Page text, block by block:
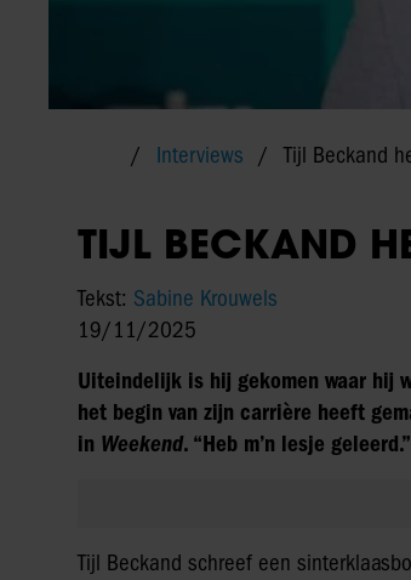
Interviews Tijl Beckand
TIJL BECKAND
Tekst: Sabine Krouwels
19/11/2025
Uiteindelijk is hij gekomen waar hij
het begin van zijn carrière heeft
in Weekend. “Heb m’n lesje geleerd.”
Tijl Beckand schreef een